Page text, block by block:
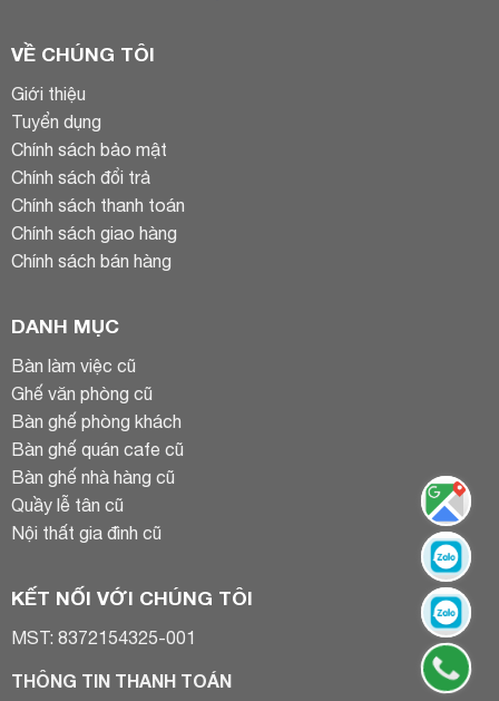
VỀ CHÚNG TÔI
Giới thiệu
Tuyển dụng
Chính sách bảo mật
Chính sách đổi trả
Chính sách thanh toán
Chính sách giao hàng
Chính sách bán hàng
DANH MỤC
Bàn làm việc cũ
Ghế văn phòng cũ
Bàn ghế phòng khách
Bàn ghế quán cafe cũ
Bàn ghế nhà hàng cũ
Quầy lễ tân cũ
Nội thất gia đình cũ
KẾT NỐI VỚI CHÚNG TÔI
MST: 8372154325-001
THÔNG TIN THANH TOÁN